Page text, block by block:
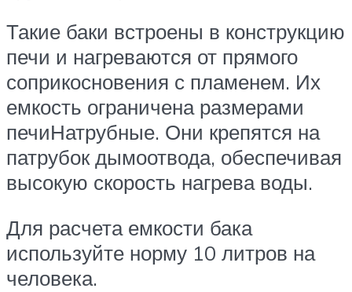
Такие баки встроены в конструкцию
печи и нагреваются от прямого
соприкосновения с пламенем. Их
емкость ограничена размерами
печиНатрубные. Они крепятся на
патрубок дымоотвода, обеспечивая
высокую скорость нагрева воды.
Для расчета емкости бака
используйте норму 10 литров на
человека.